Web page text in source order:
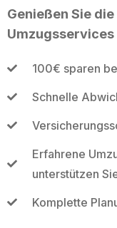
Genießen Sie
Umzugsservices
100€ sparen
Schnelle
Erfahrene
unterstützen
Komplette